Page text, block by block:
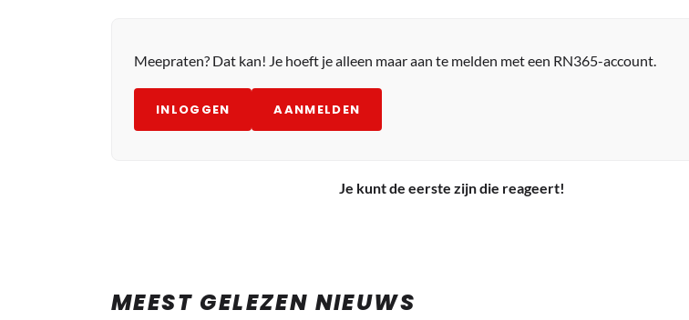
Meepraten? Dat kan! Je hoeft je alleen maar aan te melden met een RN365-account.
INLOGGEN AANMELDEN
Je kunt de eerste zijn die reageert!
MEEST GELEZEN NIEUWS